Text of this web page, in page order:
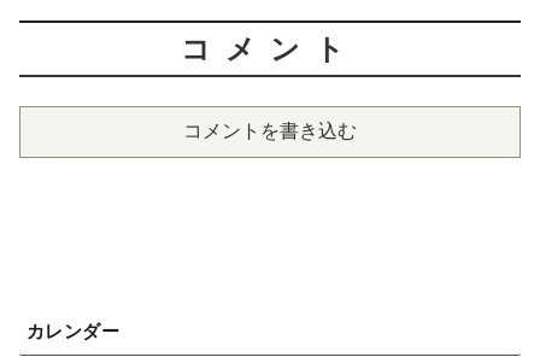
コメント
コメントを書き込む
カレンダー